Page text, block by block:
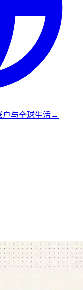
户与全球生活→